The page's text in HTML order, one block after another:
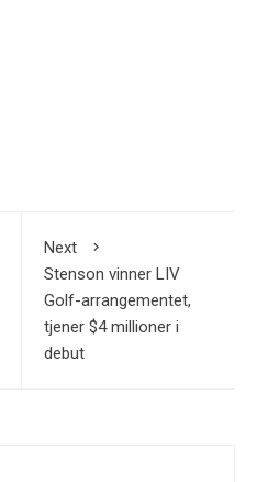
Next
Stenson vinner LIV
Golf-arrangementet,
tjener $4 millioner i
debut